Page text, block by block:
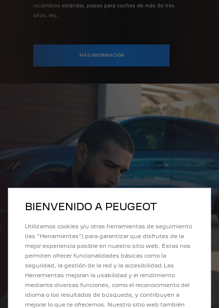
recambios estándar, piezas para coches de más de tres
años, etc.
MÁS INFORMACIÓN
BIENVENIDO A PEUGEOT
Utilizamos cookies y/u otras herramientas de seguimiento
(las “Herramientas”) para garantizar que disfrutes de la
mejor experiencia posible en nuestro sitio web. Estas nos
permiten ofrecer funcionalidades básicas como la
seguridad, la gestión de la red y la accesibilidad.Las
Herramientas mejoran la usabilidad y el rendimiento
mediante diversas funciones, como el reconocimiento del
idioma o los resultados de búsqueda, y contribuyen a
mejorar lo que te ofrecemos. Nuestro sitio web también